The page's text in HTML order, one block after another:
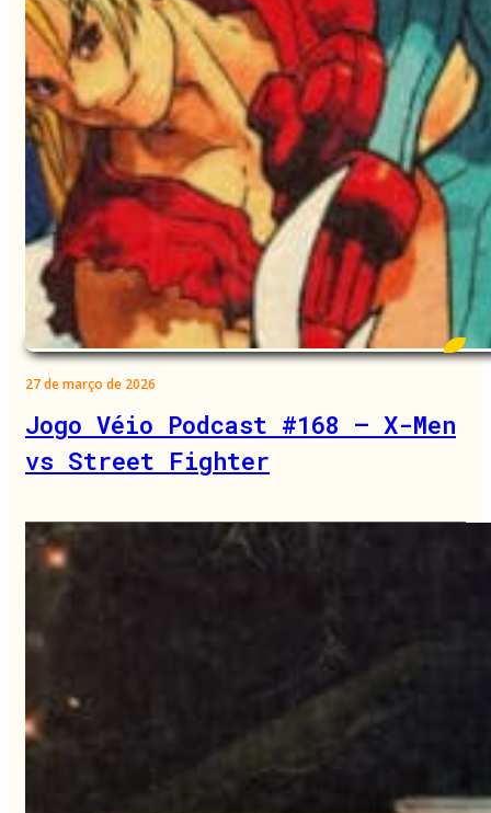
27 de março de 2026
Jogo Véio Podcast #168 – X-Men
vs Street Fighter